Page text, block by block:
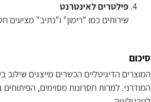
פילטרים לאינטרנט
שירותים כמו "רימון" ו"נתיב"
סיכום
המוצרים הדיגיטליים הכשרים מייצגים
המודרני. למרות חסרונות מסוימים,